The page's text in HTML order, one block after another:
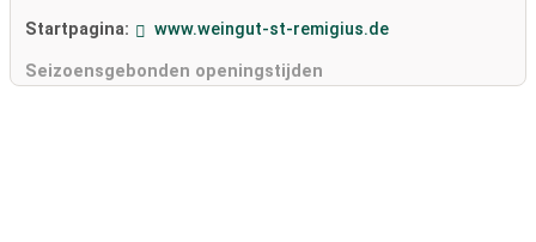
Startpagina: www.weingut-st-remigius.de
Seizoensgebonden openingstijden